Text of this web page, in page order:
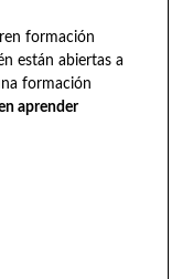
formación
están abiertas a
formación
aprender